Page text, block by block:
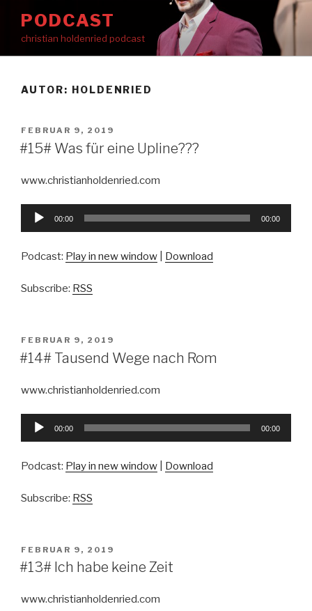
Inhalt
springen
PODCAST
christian holdenried podcast
AUTOR: HOLDENRIED
VERÖFFENTLICHT
AM
FEBRUAR 9, 2019
#15# Was für eine Upline???
www.christianholdenried.com
Audio-
00:00 00:00
Podcast: Play in new window Download
Subscribe: RSS
VERÖFFENTLICHT
AM
FEBRUAR 9, 2019
#14# Tausend Wege nach Rom
www.christianholdenried.com
Audio-
00:00 00:00
Podcast: Play in new window Download
Subscribe: RSS
VERÖFFENTLICHT
AM
FEBRUAR 9, 2019
#13# Ich habe keine Zeit
www.christianholdenried.com